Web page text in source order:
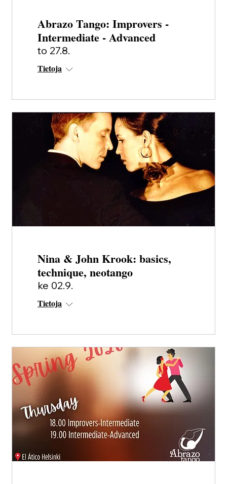
Abrazo Tango: Improvers -
Intermediate - Advanced
to 27.8.
Tietoja
Nina & John Krook: basics,
technique, neotango
ke 02.9.
Tietoja